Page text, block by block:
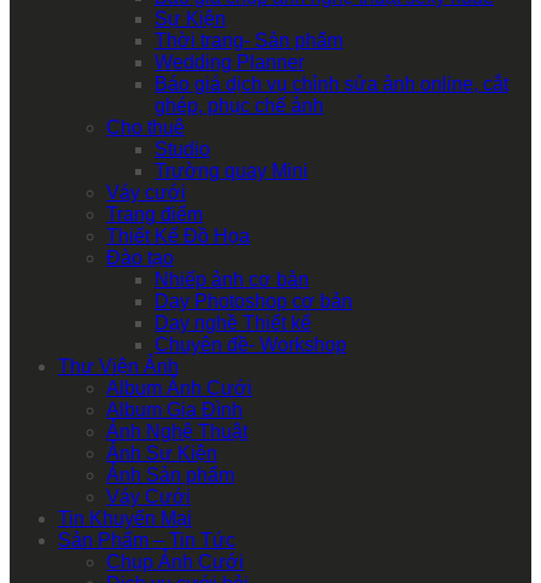
Sự Kiện
Thời trang- Sản phẩm
Wedding Planner
Báo giá dịch vụ chỉnh sửa ảnh online, cắt
ghép, phục chế ảnh
Cho thuê
Studio
Trường quay Mini
Váy cưới
Trang điểm
Thiết Kế Đồ Họa
Đào tạo
Nhiếp ảnh cơ bản
Dạy Photoshop cơ bản
Dạy nghề Thiết kế
Chuyên đề- Workshop
Thư Viện Ảnh
Album Ảnh Cưới
Album Gia Đình
Ảnh Nghệ Thuật
Ảnh Sự Kiện
Ảnh Sản phẩm
Váy Cưới
Tin Khuyến Mại
Sản Phẩm – Tin Tức
Chụp Ảnh Cưới